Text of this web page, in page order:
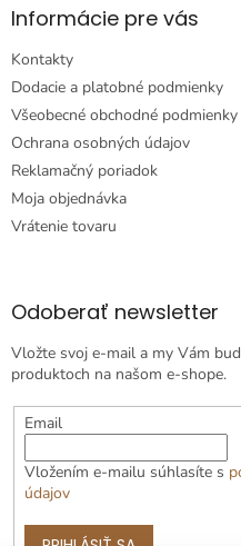
Informácie pre vás
Kontakty
Dodacie a platobné podmienky
Všeobecné obchodné podmienky
Ochrana osobných údajov
Reklamačný poriadok
Moja objednávka
Vrátenie tovaru
Odoberať newsletter
Vložte svoj e-mail a my Vám
produktoch na našom e-shope.
Email
Vložením e-mailu súhlasíte s
údajov